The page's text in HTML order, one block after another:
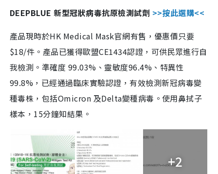
DEEPBLUE 新型冠狀病毒抗原檢測試劑 >>按此選購<<
產品現時於HK Medical Mask官網有售，優惠價只要
$18/件。產品已獲得歐盟CE1434認證，可供民眾進行自
我檢測。準確度 99.03%、靈敏度96.4%、特異性
99.8%，已經通過臨床實驗認證，有效檢測新冠病毒變
種毒株，包括Omicron 及Delta變種病毒。使用鼻拭子
樣本，15分鐘知結果。
+2